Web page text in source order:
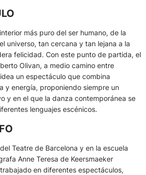
más puro del ser humano, de la
universo, tan cercana y tan lejana a la
felicidad. Con este punto de partida, el
Olivan, a medio camino entre
un espectáculo que combina
y energía, proponiendo siempre un
y en el que la danza contemporánea se
lenguajes escénicos.
Teatre de Barcelona y en la escuela
Anne Teresa de Keersmaeker
en diferentes espectáculos,